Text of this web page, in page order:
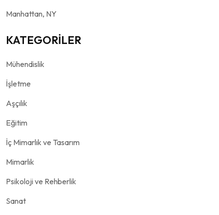
Manhattan, NY
KATEGORİLER
Mühendislik
İşletme
Aşçılık
Eğitim
İç Mimarlık ve Tasarım
Mimarlık
Psikoloji ve Rehberlik
Sanat